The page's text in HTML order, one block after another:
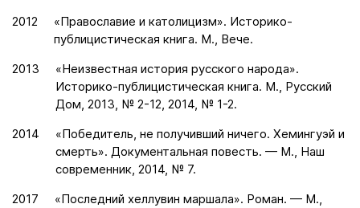
2012
«Православие и католицизм». Историко-
публицистическая книга. М., Вече.
2013
«Неизвестная история русского народа».
Историко-публицистическая книга. М., Русский
Дом, 2013, № 2-12, 2014, № 1-2.
2014
«Победитель, не получивший ничего. Хемингуэй и
смерть». Документальная повесть. — М., Наш
современник, 2014, № 7.
2017
«Последний хеллувин маршала». Роман. — М.,